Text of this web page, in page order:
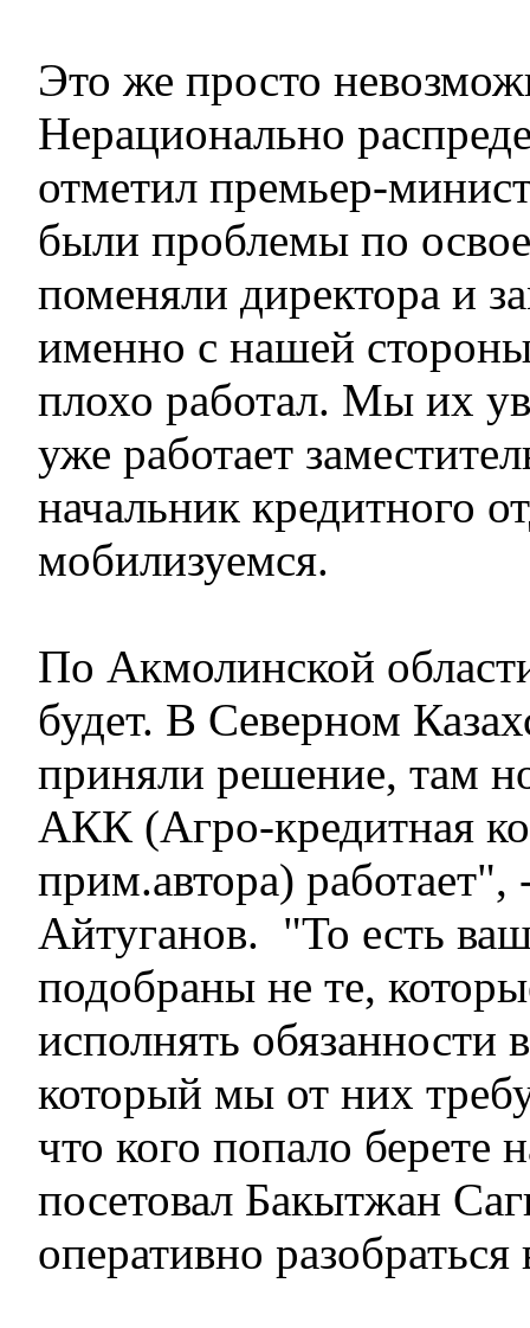
Это же просто
Нерационально
отметил премьер-
были проблемы по
поменяли директора и
именно с нашей
плохо работал. Мы их
уже работает
начальник кредитного
мобилизуемся.
По Акмолинской
будет. В Северном
приняли решение, там
АКК (Агро-кредитная
прим.автора)
Айтуганов. "То есть
подобраны не те,
исполнять обязанности
который мы от них
что кого попало берете
посетовал Бакытжан
оперативно разобраться